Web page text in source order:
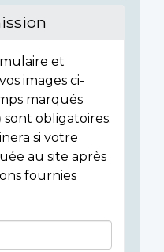
et
images ci-
marqués
sont obligatoires.
si votre
au site après
fournies